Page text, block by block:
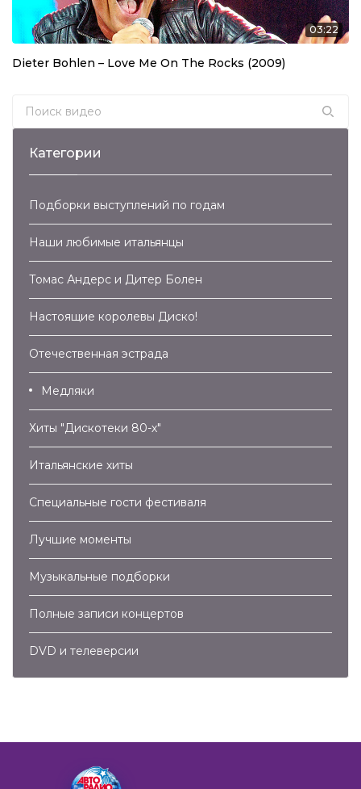
03:22
Dieter Bohlen – Love Me On The Rocks (2009)
Search for:
Категории
Подборки выступлений по годам
Наши любимые итальянцы
Томас Андерс и Дитер Болен
Настоящие королевы Диско!
Отечественная эстрада
Медляки
Хиты "Дискотеки 80-х"
Итальянские хиты
Специальные гости фестиваля
Лучшие моменты
Музыкальные подборки
Полные записи концертов
DVD и телеверсии